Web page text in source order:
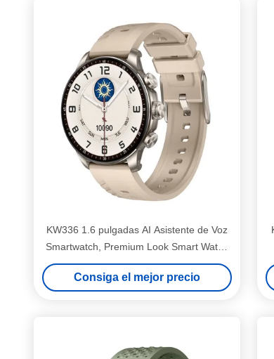
KW336 1.6 pulgadas AI Asistente de Voz
Smartwatch, Premium Look Smart Watch
Llamada por Bluetooth
Consiga el mejor precio